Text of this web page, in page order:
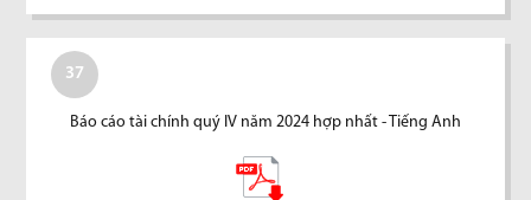
37
Báo cáo tài chính quý IV năm 2024 hợp nhất - Tiếng Anh